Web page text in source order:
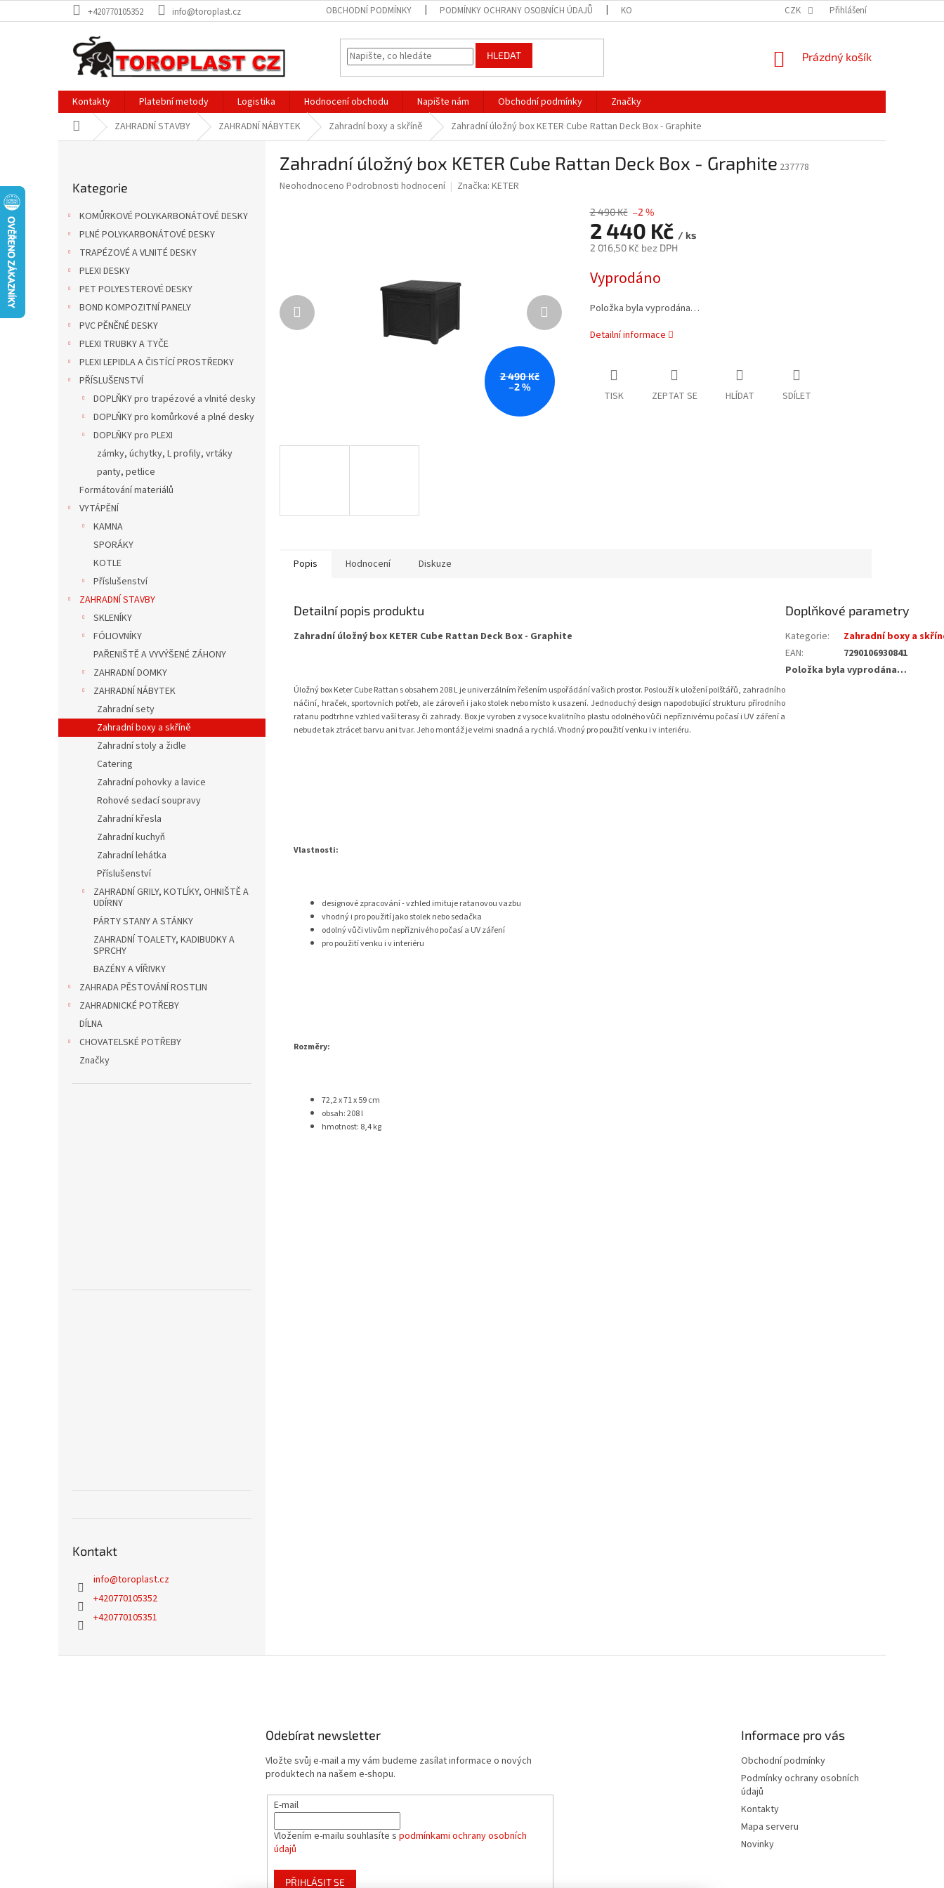
na
+420770105352 info@toroplast.cz OBCHODNÍ PODMÍNKY PODMÍNKY OCHRANY OSOBNÍCH ÚDAJŮ KONTAKTY NOVINKY
CZK Přihlášení
HLEDAT
NÁKUPNÍ
Prázdný košík
Kontakty Platební metody Logistika Hodnocení obchodu Napište nám Obchodní podmínky
Značky
Domů ZAHRADNÍ STAVBY ZAHRADNÍ NÁBYTEK Zahradní boxy a skříně Zahradní úložný box KETER Cube Rattan Deck Box - Graphite
kategorie
Kategorie
KOMŮRKOVÉ POLYKARBONÁTOVÉ DESKY
PLNÉ POLYKARBONÁTOVÉ DESKY
TRAPÉZOVÉ A VLNITÉ DESKY
PLEXI DESKY
PET POLYESTEROVÉ DESKY
BOND KOMPOZITNÍ PANELY
PVC PĚNĚNÉ DESKY
PLEXI TRUBKY A TYČE
PLEXI LEPIDLA A ČISTÍCÍ PROSTŘEDKY
PŘÍSLUŠENSTVÍ
DOPLŇKY pro trapézové a vlnité desky
DOPLŇKY pro komůrkové a plné desky
DOPLŇKY pro PLEXI
zámky, úchytky, L profily, vrtáky
panty, petlice
Formátování materiálů
VYTÁPĚNÍ
KAMNA
SPORÁKY
KOTLE
Příslušenství
ZAHRADNÍ STAVBY
SKLENÍKY
FÓLIOVNÍKY
PAŘENIŠTĚ A VYVÝŠENÉ ZÁHONY
ZAHRADNÍ DOMKY
ZAHRADNÍ NÁBYTEK
Zahradní sety
Zahradní boxy a skříně
Zahradní stoly a židle
Catering
Zahradní pohovky a lavice
Rohové sedací soupravy
Zahradní křesla
Zahradní kuchyň
Zahradní lehátka
Příslušenství
ZAHRADNÍ GRILY, KOTLÍKY, OHNIŠTĚ A
UDÍRNY
PÁRTY STANY A STÁNKY
ZAHRADNÍ TOALETY, KADIBUDKY A
SPRCHY
BAZÉNY A VÍŘIVKY
ZAHRADA PĚSTOVÁNÍ ROSTLIN
ZAHRADNICKÉ POTŘEBY
DÍLNA
CHOVATELSKÉ POTŘEBY
Značky
Kontakt
info@toroplast.cz
+420770105352
+420770105351
Zahradní úložný box KETER Cube Rattan Deck Box - Graphite 237778
Průměrné
Neohodnoceno Podrobnosti hodnocení Značka: KETER
2 490 Kč
–2 %
2 490 Kč –2 %
2 440 Kč / ks
2 016,50 Kč bez DPH
cena:
Vyprodáno
Položka byla vyprodána…
Detailní informace
TISK ZEPTAT SE HLÍDAT SDÍLET
Popis Hodnocení Diskuze
Detailní popis produktu
Zahradní úložný box KETER Cube Rattan Deck Box - Graphite
Úložný box Keter Cube Rattan s obsahem 208 L je univerzálním řešením uspořádání vašich prostor. Poslouží k uložení polštářů, zahradního
náčiní, hraček, sportovních potřeb, ale zároveň i jako stolek nebo místo k usazení. Jednoduchý design napodobující strukturu přírodního
ratanu podtrhne vzhled vaší terasy či zahrady. Box je vyroben z vysoce kvalitního plastu odolného vůči nepříznivému počasí i UV záření a
nebude tak ztrácet barvu ani tvar. Jeho montáž je velmi snadná a rychlá. Vhodný pro použití venku i v interiéru.
Vlastnosti:
designové zpracování - vzhled imituje ratanovou vazbu
vhodný i pro použití jako stolek nebo sedačka
odolný vůči vlivům nepříznivého počasí a UV záření
pro použití venku i v interiéru
Rozměry:
72,2 x 71 x 59 cm
obsah: 208 l
hmotnost: 8,4 kg
Doplňkové parametry
Kategorie:
Zahradní boxy a
EAN:
7290106930841
Položka byla vyprodána…
Odebírat newsletter
Vložte svůj e-mail a my vám budeme zasílat informace o nových
produktech na našem e-shopu.
E-mail
Vložením e-mailu souhlasíte s podmínkami ochrany osobních
údajů
PŘIHLÁSIT SE
Informace pro vás
Obchodní podmínky
Podmínky ochrany osobních
údajů
Kontakty
Mapa serveru
Novinky